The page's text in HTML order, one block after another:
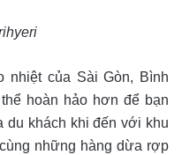
của Sài Gòn, Bình
hoàn hảo hơn để bạn
du khách khi đến với khu
những hàng dừa rợp